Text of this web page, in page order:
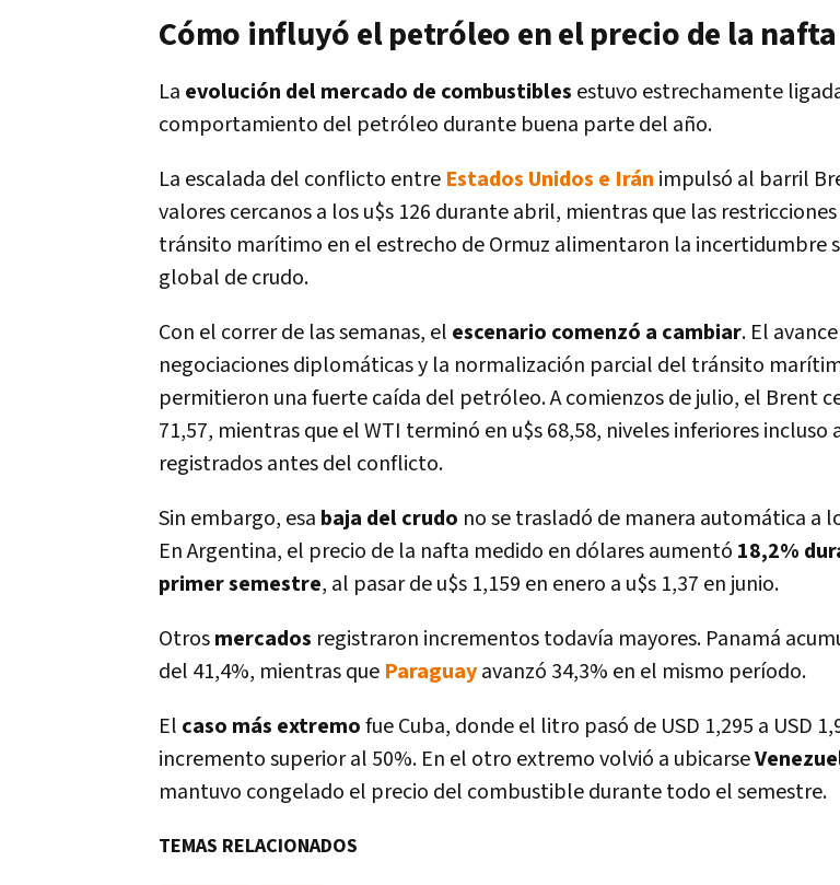
Cómo influyó el petróleo en el precio de la nafta
La evolución del mercado de combustibles estuvo estrechamente
comportamiento del petróleo durante buena parte del año.
La escalada del conflicto entre Estados Unidos e Irán impulsó al barril
valores cercanos a los u$s 126 durante abril, mientras que las
tránsito marítimo en el estrecho de Ormuz alimentaron la incertidumbre
global de crudo.
Con el correr de las semanas, el escenario comenzó a cambiar. El
negociaciones diplomáticas y la normalización parcial del tránsito
permitieron una fuerte caída del petróleo. A comienzos de julio, el Brent
71,57, mientras que el WTI terminó en u$s 68,58, niveles inferiores incluso
registrados antes del conflicto.
Sin embargo, esa baja del crudo no se trasladó de manera automática a
En Argentina, el precio de la nafta medido en dólares aumentó 18,2%
primer semestre, al pasar de u$s 1,159 en enero a u$s 1,37 en junio.
Otrosmercados registraron incrementos todavía mayores. Panamá
del 41,4%, mientras que Paraguayavanzó 34,3% en el mismo período.
El caso más extremofue Cuba, donde el litro pasó de USD 1,295 a USD
incremento superior al 50%. En el otro extremo volvió a ubicarse
mantuvo congelado el precio del combustible durante todo el semestre.
TEMAS RELACIONADOS